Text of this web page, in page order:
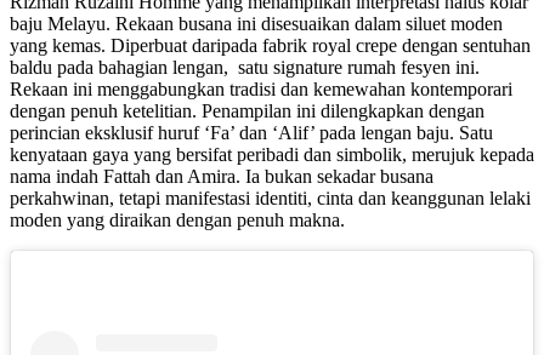
baju Melayu. Rekaan busana ini disesuaikan dalam siluet moden
yang kemas. Diperbuat daripada fabrik royal crepe dengan sentuhan
baldu pada bahagian lengan, satu signature rumah fesyen ini.
Rekaan ini menggabungkan tradisi dan kemewahan kontemporari
dengan penuh ketelitian. Penampilan ini dilengkapkan dengan
perincian eksklusif huruf ‘Fa’ dan ‘Alif’ pada lengan baju. Satu
kenyataan gaya yang bersifat peribadi dan simbolik, merujuk kepada
nama indah Fattah dan Amira. Ia bukan sekadar busana
perkahwinan, tetapi manifestasi identiti, cinta dan keanggunan lelaki
moden yang diraikan dengan penuh makna.